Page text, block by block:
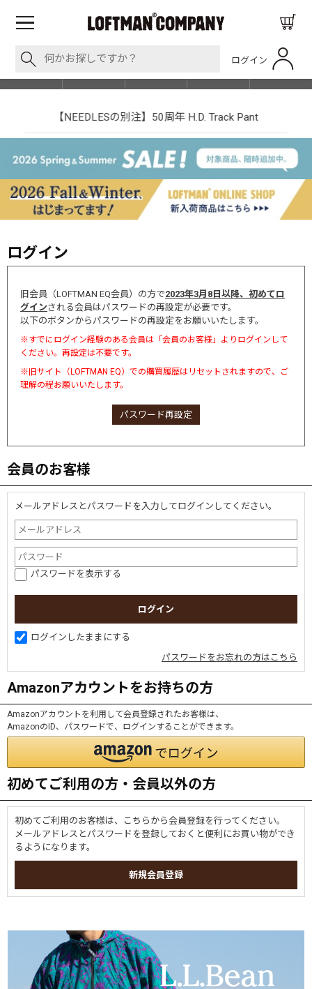
ログイン
SHOP LIST
【NEEDLESの別注】50周年 H.D. Track Pant
ログイン
旧会員（LOFTMAN EQ会員）の方で2023年3月8日以降、初めてロ
グインされる会員はパスワードの再設定が必要です。
以下のボタンからパスワードの再設定をお願いいたします。
※すでにログイン経験のある会員は「会員のお客様」よりログインして
ください。再設定は不要です。
※旧サイト（LOFTMAN EQ）での購買履歴はリセットされますので、ご
理解の程お願いいたします。
パスワード再設定
会員のお客様
メールアドレスとパスワードを入力してログインしてください。
パスワードを表示する
ログインしたままにする
パスワードをお忘れの方はこちら
Amazonアカウントをお持ちの方
Amazonアカウントを利用して会員登録されたお客様は、
AmazonのID、パスワードで、ログインすることができます。
初めてご利用の方・会員以外の方
初めてご利用のお客様は、こちらから会員登録を行ってください。
メールアドレスとパスワードを登録しておくと便利にお買い物ができ
るようになります。